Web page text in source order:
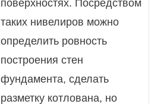
поверхностях. Посредством
таких нивелиров можно
определить ровность
построения стен
фундамента, сделать
разметку котлована, но